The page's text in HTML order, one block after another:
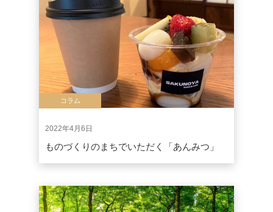
コラム
2022年4月6日
ものづくりのまちでいただく「あんみつ」